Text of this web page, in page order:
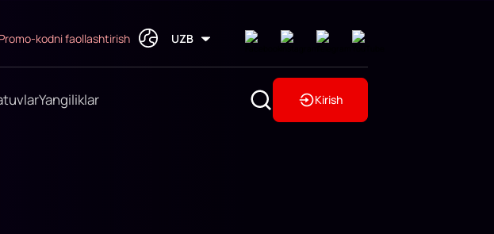
Promo-kodni faollashtirish UZB
Yangiliklar Kirish